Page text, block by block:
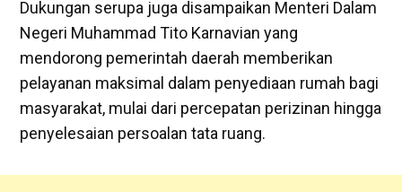
Dukungan serupa juga disampaikan Menteri Dalam
Negeri Muhammad Tito Karnavian yang
mendorong pemerintah daerah memberikan
pelayanan maksimal dalam penyediaan rumah bagi
masyarakat, mulai dari percepatan perizinan hingga
penyelesaian persoalan tata ruang.